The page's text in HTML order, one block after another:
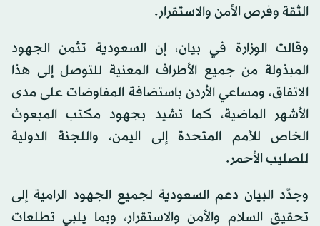
الثقة وفرص الأمن والاستقرار.
وقالت الوزارة في بيان، إن السعودية تثمن الجهود
المبذولة من جميع الأطراف المعنية للتوصل إلى هذا
الاتفاق، ومساعي الأردن باستضافة المفاوضات على مدى
الأشهر الماضية، كما تشيد بجهود مكتب المبعوث
الخاص للأمم المتحدة إلى اليمن، واللجنة الدولية
للصليب الأحمر.
وجدَّد البيان دعم السعودية لجميع الجهود الرامية إلى
تحقيق السلام والأمن والاستقرار، وبما يلبي تطلعات